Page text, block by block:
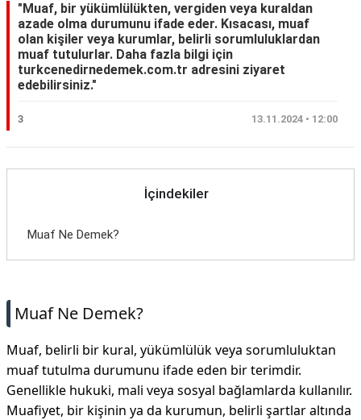
"Muaf, bir yükümlülükten, vergiden veya kuraldan
azade olma durumunu ifade eder. Kısacası, muaf
olan kişiler veya kurumlar, belirli sorumluluklardan
muaf tutulurlar. Daha fazla bilgi için
turkcenedirnedemek.com.tr adresini ziyaret
edebilirsiniz."
3 13.11.2024 • 12:00
İçindekiler
Muaf Ne Demek?
Muaf Ne Demek?
Muaf, belirli bir kural, yükümlülük veya sorumluluktan
muaf tutulma durumunu ifade eden bir terimdir.
Genellikle hukuki, mali veya sosyal bağlamlarda kullanılır.
Muafiyet, bir kişinin ya da kurumun, belirli şartlar altında